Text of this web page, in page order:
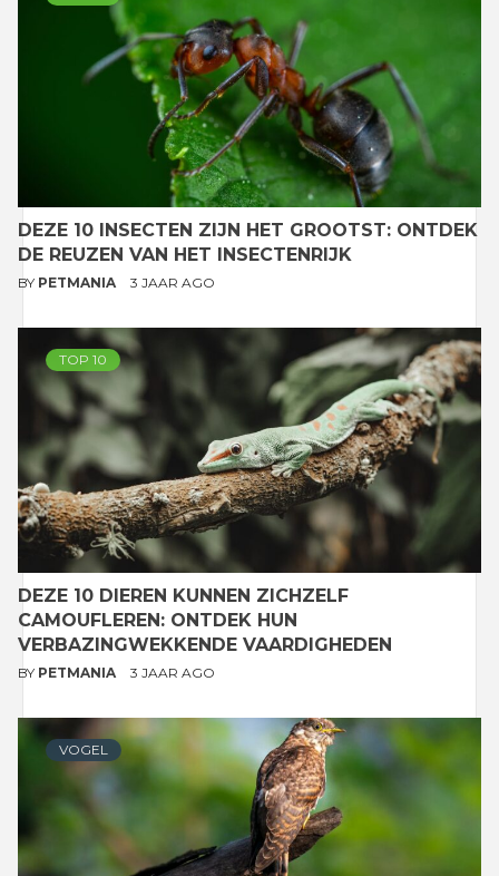
DEZE 10 INSECTEN ZIJN HET GROOTST: ONTDEK
DE REUZEN VAN HET INSECTENRIJK
BY PETMANIA 3 JAAR AGO
TOP 10
DEZE 10 DIEREN KUNNEN ZICHZELF
CAMOUFLEREN: ONTDEK HUN
VERBAZINGWEKKENDE VAARDIGHEDEN
BY PETMANIA 3 JAAR AGO
VOGEL